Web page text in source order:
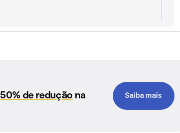
50% de reduçãona
Saiba mais